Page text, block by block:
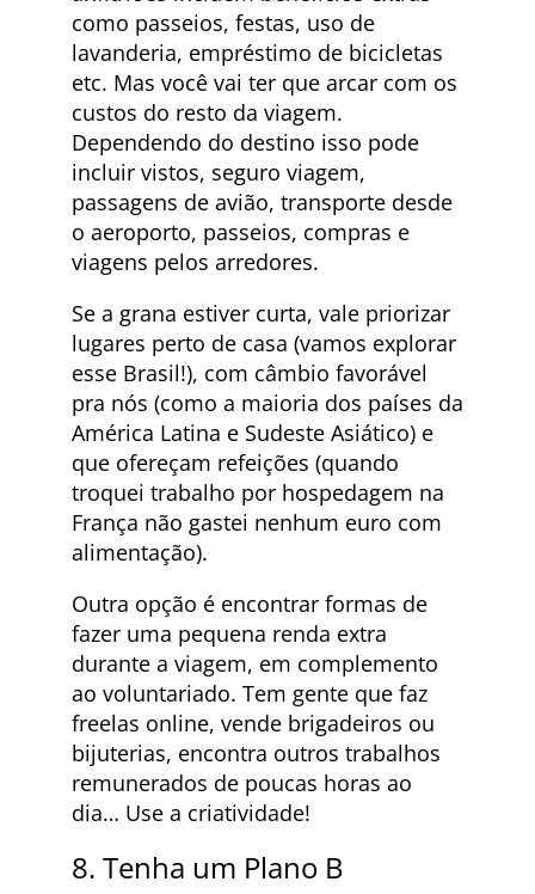
como passeios, festas, uso de
lavanderia, empréstimo de bicicletas
etc. Mas você vai ter que arcar com os
custos do resto da viagem.
Dependendo do destino isso pode
incluir vistos, seguro viagem,
passagens de avião, transporte desde
o aeroporto, passeios, compras e
viagens pelos arredores.
Se a grana estiver curta, vale priorizar
lugares perto de casa (vamos explorar
esse Brasil!), com câmbio favorável
pra nós (como a maioria dos países da
América Latina e Sudeste Asiático) e
que ofereçam refeições (quando
troquei trabalho por hospedagem na
França não gastei nenhum euro com
alimentação).
Outra opção é encontrar formas de
fazer uma pequena renda extra
durante a viagem, em complemento
ao voluntariado. Tem gente que faz
freelas online, vende brigadeiros ou
bijuterias, encontra outros trabalhos
remunerados de poucas horas ao
dia… Use a criatividade!
8. Tenha um Plano B